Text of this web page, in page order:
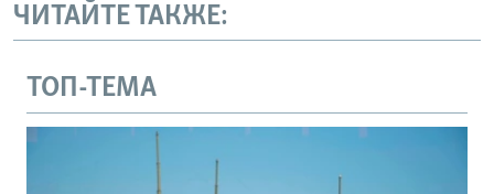
ЧИТАЙТЕ ТАКЖЕ:
ТОП-ТЕМА